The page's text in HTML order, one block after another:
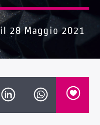
il 28 Maggio 2021